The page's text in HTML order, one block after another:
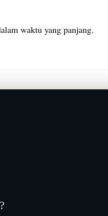
waktu yang panjang.